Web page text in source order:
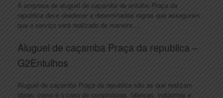
A empresa de aluguel de caçamba de entulho Praça da
republica deve obedecer a determinadas regras que asseguram
que o serviço será realizado de maneira …
Aluguel de caçamba Praça da republica –
G2Entulhos
Aluguel de caçamba Praça da republica são as que realizam
obras, como é o caso de construtoras, fábricas, indústrias e